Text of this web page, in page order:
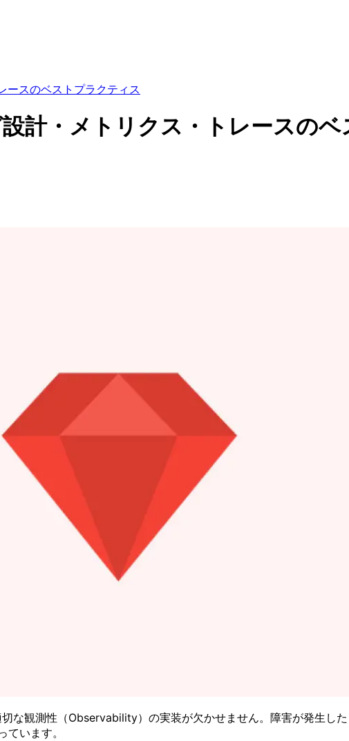
ースのベストプラクティス
計・メトリクス・トレースの
な観測性（Observability）の実装が欠かせません。障害が発生し
います。